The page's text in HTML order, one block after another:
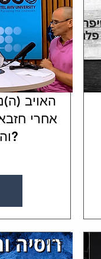
האויב
אחרי
והמלחמה עם איראן?
3.3.2025